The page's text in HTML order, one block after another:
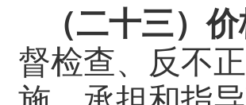
（二十三）
督检查、反不